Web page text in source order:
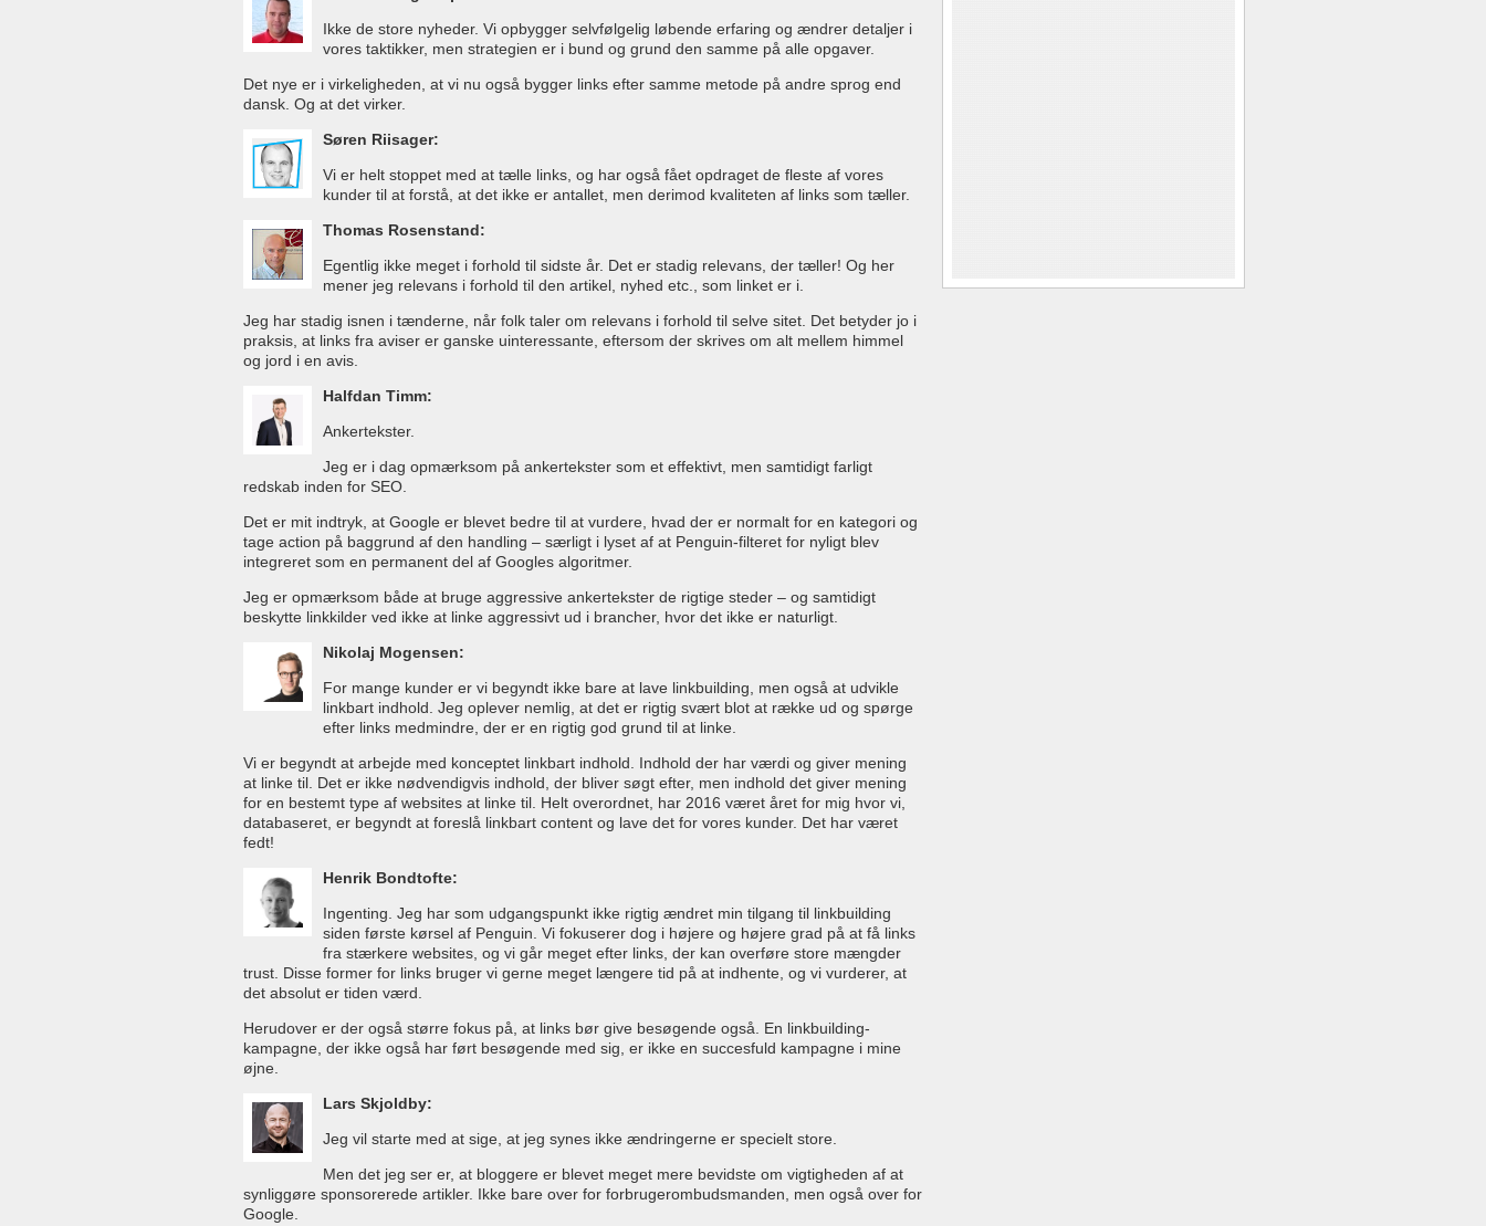
Ikke de store nyheder. Vi opbygger selvfølgelig løbende erfaring og ændrer detaljer i
vores taktikker, men strategien er i bund og grund den samme på alle opgaver.
Det nye er i virkeligheden, at vi nu også bygger links efter samme metode på andre sprog end
dansk. Og at det virker.
Søren Riisager:
Vi er helt stoppet med at tælle links, og har også fået opdraget de fleste af vores
kunder til at forstå, at det ikke er antallet, men derimod kvaliteten af links som tæller.
Thomas Rosenstand:
Egentlig ikke meget i forhold til sidste år. Det er stadig relevans, der tæller! Og her
mener jeg relevans i forhold til den artikel, nyhed etc., som linket er i.
Jeg har stadig isnen i tænderne, når folk taler om relevans i forhold til selve sitet. Det betyder jo i
praksis, at links fra aviser er ganske uinteressante, eftersom der skrives om alt mellem himmel
og jord i en avis.
Halfdan Timm:
Ankertekster.
Jeg er i dag opmærksom på ankertekster som et effektivt, men samtidigt farligt
redskab inden for SEO.
Det er mit indtryk, at Google er blevet bedre til at vurdere, hvad der er normalt for en kategori og
tage action på baggrund af den handling – særligt i lyset af at Penguin-filteret for nyligt blev
integreret som en permanent del af Googles algoritmer.
Jeg er opmærksom både at bruge aggressive ankertekster de rigtige steder – og samtidigt
beskytte linkkilder ved ikke at linke aggressivt ud i brancher, hvor det ikke er naturligt.
Nikolaj Mogensen:
For mange kunder er vi begyndt ikke bare at lave linkbuilding, men også at udvikle
linkbart indhold. Jeg oplever nemlig, at det er rigtig svært blot at række ud og spørge
efter links medmindre, der er en rigtig god grund til at linke.
Vi er begyndt at arbejde med konceptet linkbart indhold. Indhold der har værdi og giver mening
at linke til. Det er ikke nødvendigvis indhold, der bliver søgt efter, men indhold det giver mening
for en bestemt type af websites at linke til. Helt overordnet, har 2016 været året for mig hvor vi,
databaseret, er begyndt at foreslå linkbart content og lave det for vores kunder. Det har været
fedt!
Henrik Bondtofte:
Ingenting. Jeg har som udgangspunkt ikke rigtig ændret min tilgang til linkbuilding
siden første kørsel af Penguin. Vi fokuserer dog i højere og højere grad på at få links
fra stærkere websites, og vi går meget efter links, der kan overføre store mængder
trust. Disse former for links bruger vi gerne meget længere tid på at indhente, og vi vurderer, at
det absolut er tiden værd.
Herudover er der også større fokus på, at links bør give besøgende også. En linkbuilding-
kampagne, der ikke også har ført besøgende med sig, er ikke en succesfuld kampagne i mine
øjne.
Lars Skjoldby:
Jeg vil starte med at sige, at jeg synes ikke ændringerne er specielt store.
Men det jeg ser er, at bloggere er blevet meget mere bevidste om vigtigheden af at
synliggøre sponsorerede artikler. Ikke bare over for forbrugerombudsmanden, men også over for
Google.